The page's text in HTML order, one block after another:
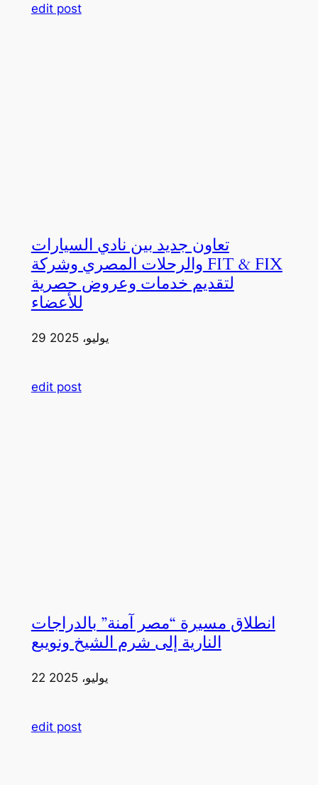
edit post
تعاون جديد بين نادي السيارات
والرحلات المصري وشركة FIT & FIX
لتقديم خدمات وعروض حصرية
للأعضاء
29 يوليو، 2025
edit post
انطلاق مسيرة “مصر آمنة” بالدراجات
النارية إلى شرم الشيخ ونويبع
22 يوليو، 2025
edit post